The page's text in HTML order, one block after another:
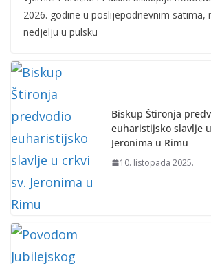
2026. godine u poslijepodnevnim satima,
nedjelju u pulsku
Biskup Štironja
euharistijsko slavlje
Jeronima u Rimu
10. listopada 2025.